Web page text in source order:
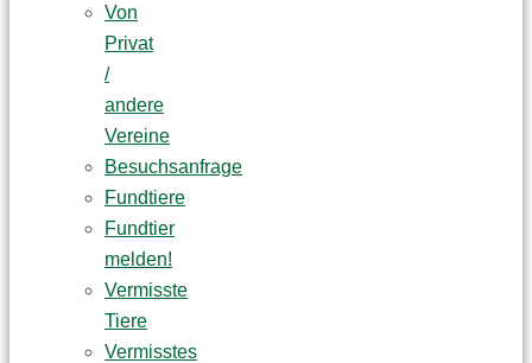
Von
Privat
/
andere
Vereine
Besuchsanfrage
Fundtiere
Fundtier
melden!
Vermisste
Tiere
Vermisstes